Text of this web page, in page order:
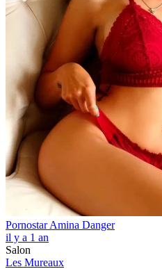
Pornostar Amina Danger
il y a 1 an
Salon
Les Mureaux